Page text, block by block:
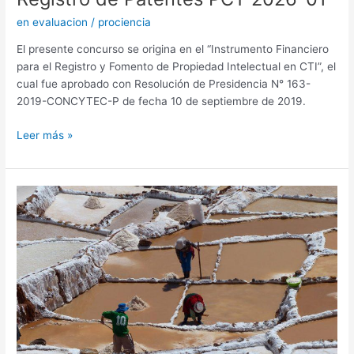
en evaluacion / prociencia
El presente concurso se origina en el “Instrumento Financiero
para el Registro y Fomento de Propiedad Intelectual en CTI”, el
cual fue aprobado con Resolución de Presidencia N° 163-
2019-CONCYTEC-P de fecha 10 de septiembre de 2019.
Leer más »
Proyectos
de
Investigación
en
Ciencias
Sociales
2026-
04